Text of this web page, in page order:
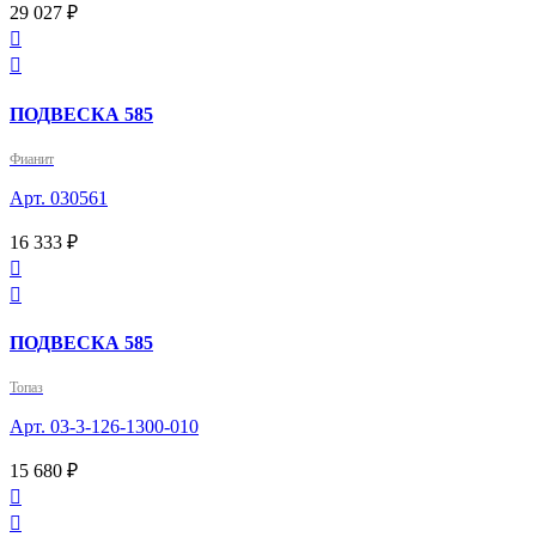
29 027 ₽


ПОДВЕСКА 585
Фианит
Арт. 030561
16 333 ₽


ПОДВЕСКА 585
Топаз
Арт. 03-3-126-1300-010
15 680 ₽

